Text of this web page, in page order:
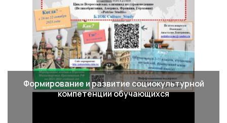
Формирование и развитие социокультурной
компетенции обучающихся